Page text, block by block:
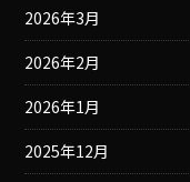
2026年3月
2026年2月
2026年1月
2025年12月